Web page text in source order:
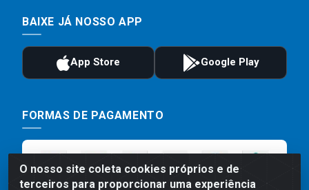
O nosso site coleta cookies próprios e de
terceiros para proporcionar uma experiência
BAIXE JÁ NOSSO APP
FORMAS DE PAGAMENTO